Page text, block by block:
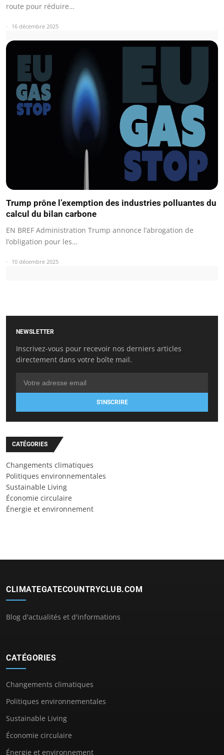
route pour réduire…
16 décembre 2025
Trump prône l’exemption des industries polluantes du
calcul du bilan carbone
EN BREF Administration Trump annonce l’abrogation de
l’obligation pour les…
10 décembre 2025
NEWSLETTER
Inscrivez-vous pour recevoir nos derniers articles
directement dans votre boîte mail.
S'INSCRIRE
CATÉGORIES
Changements climatiques
Politiques environnementales
Sustainable Living
Économie circulaire
Énergie et environnement
CLIMATEGATECOUNTRYCLUB.COM
Blog d'actualités et d'informations
CATÉGORIES
Changements climatiques
Politiques environnementales
Sustainable Living
Économie circulaire
Énergie et environnement